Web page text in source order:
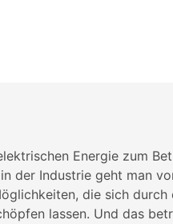
Energie zum
der Industrie geht man
die sich durch
lassen. Und das